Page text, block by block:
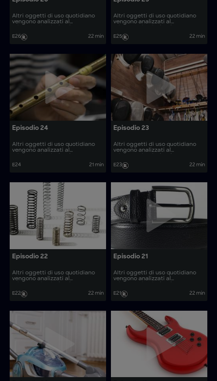
Altri oggetti di uso quotidiano
vengono analizzati al
vengono prodotti. Come si
realizzano articoli come le
E26 22 min
Altri oggetti di uso quotidiano
vengono analizzati al
vengono prodotti. Come si
realizzano articoli come gli
E25 22 min
Episodio 24
Altri oggetti di uso quotidiano
vengono analizzati al
vengono prodotti. Come si
realizzano articoli come le auto
E24 21 min
Episodio 23
Altri oggetti di uso quotidiano
vengono analizzati al
vengono prodotti. Come si
realizzano articoli come i
E23 22 min
Episodio 22
Altri oggetti di uso quotidiano
vengono analizzati al
vengono prodotti. Come si
realizzano articoli come le micro-
E22 22 min
Episodio 21
Altri oggetti di uso quotidiano
vengono analizzati al
vengono prodotti. Come si
realizzano articoli come i pannelli
E21 22 min